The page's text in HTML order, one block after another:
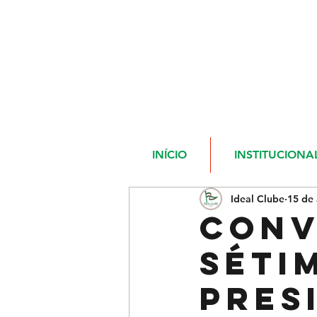
INÍCIO
Ideal Clube 15 de